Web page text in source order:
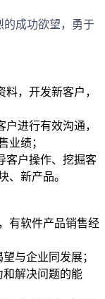
的成功欲望，勇于
，开发新客户，
进行有效沟通，
业绩；
客户操作、挖掘客
、新产品。
有软件产品销售经
与企业同发展；
和解决问题的能